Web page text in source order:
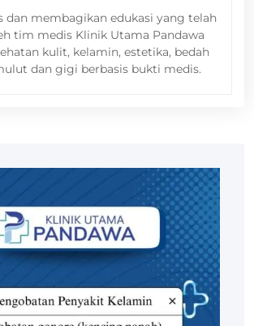
dan membagikan edukasi yang telah
tim medis Klinik Utama Pandawa
kulit, kelamin, estetika, bedah
dan gigi berbasis bukti medis.